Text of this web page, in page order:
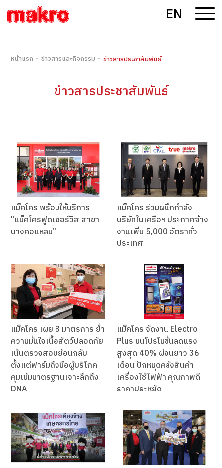
EN
หน้าแรก - ข่าวสารและกิจกรรม - ข่าวสารประชาสัมพันธ์
ข่าวสารประชาสัมพันธ์
แม็คโคร พร้อมให้บริการ
"แม็คโครฟูดเซอร์วิส สาขา
บางคอแหลม”
แม็คโคร ร่วมผนึกกำลัง
บริษัทในเครือฯ ประกาศจ้าง
งานเพิ่ม 5,000 อัตราทั่ว
ประเทศ
แม็คโคร เผย 8 มาตรการ ย้ำ
ความมั่นใจเนื้อสัตว์ปลอดภัย
เน้นตรวจสอบย้อนกลับ
ตั้งแต่ฟาร์มถึงมือผู้บริโภค
คุมเข้มมาตรฐานเจาะลึกถึง
DNA
แม็คโคร จัดงาน Electro
Plus ขนโปรโมชั่นลดแรง
สูงสุด 40% ผ่อนยาว 36
เดือน ปักหมุดคลังสินค้า
เครื่องใช้ไฟฟ้า คุณภาพดี
ราคาประหยัด